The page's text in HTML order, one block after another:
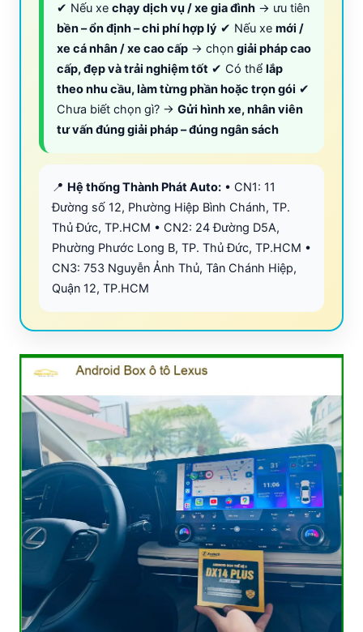
✔ Nếu xe chạy dịch vụ / xe gia đình → ưu tiên
bền – ổn định – chi phí hợp lý ✔ Nếu xe mới /
xe cá nhân / xe cao cấp → chọn giải pháp cao
cấp, đẹp và trải nghiệm tốt ✔ Có thể lắp
theo nhu cầu, làm từng phần hoặc trọn gói ✔
Chưa biết chọn gì? → Gửi hình xe, nhân viên
tư vấn đúng giải pháp – đúng ngân sách
📍 Hệ thống Thành Phát Auto: • CN1: 11
Đường số 12, Phường Hiệp Bình Chánh, TP.
Thủ Đức, TP.HCM • CN2: 24 Đường D5A,
Phường Phước Long B, TP. Thủ Đức, TP.HCM •
CN3: 753 Nguyễn Ảnh Thủ, Tân Chánh Hiệp,
Quận 12, TP.HCM